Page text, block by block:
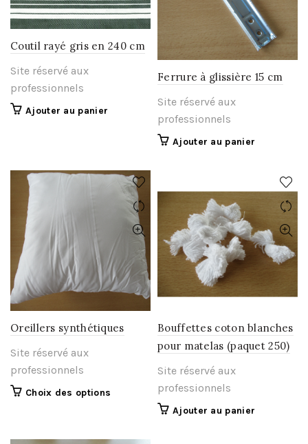
choisies
sur
la
page
produit
Coutil rayé gris en 240 cm
Site réservé aux
professionnels
Ajouter au panier
Ferrure à glissière 15 cm
Site réservé aux
professionnels
Ajouter au panier
Oreillers synthétiques
Site réservé aux
professionnels
Choix des options
plusieurs
Bouffettes coton blanches
pour matelas (paquet 250)
Site réservé aux
professionnels
Ajouter au panier